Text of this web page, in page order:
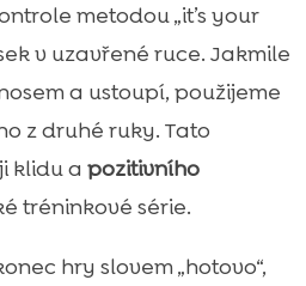
metodou „it’s your
v uzavřené ruce. Jakmile
a ustoupí, použijeme
z druhé ruky. Tato
klidu a pozitivního
tréninkové série.
hry slovem „hotovo“,